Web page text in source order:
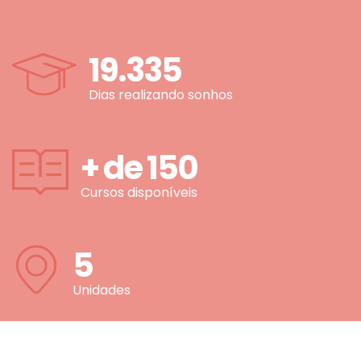
19.335
Dias realizando sonhos
+ de150
Cursos disponíveis
5
Unidades